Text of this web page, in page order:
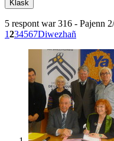
5 respont war 316 - Pajenn
1234567Diwezhañ